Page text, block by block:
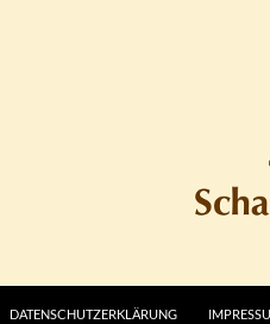
DATENSCHUTZERKLÄRUNG